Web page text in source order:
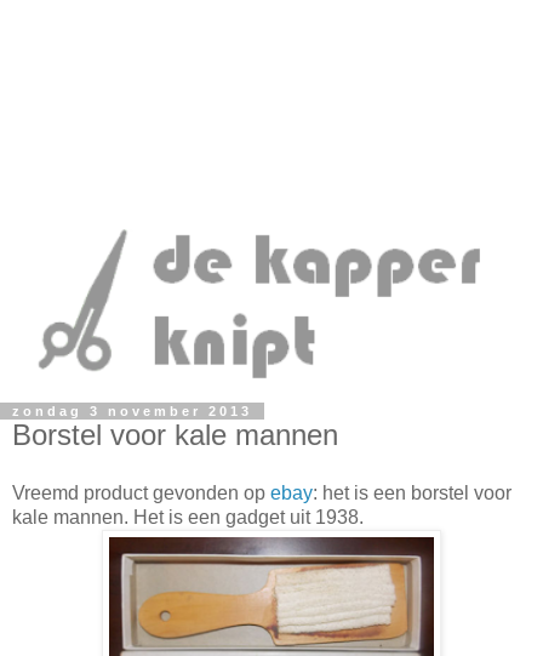
zondag 3 november 2013
Borstel voor kale mannen
Vreemd product gevonden op ebay: het is een borstel voor
kale mannen. Het is een gadget uit 1938.